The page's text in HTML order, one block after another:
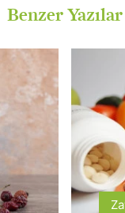
Benzer Yazılar